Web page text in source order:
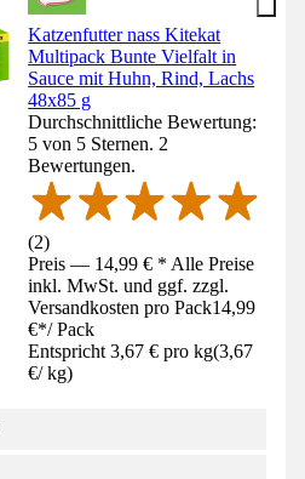
Katzenfutter nass Kitekat
Multipack Bunte Vielfalt in
Sauce mit Huhn, Rind, Lachs
48x85 g
Durchschnittliche Bewertung:
5 von 5 Sternen. 2
Bewertungen.
(2)
Preis — 14,99 € * Alle Preise
inkl. MwSt. und ggf. zzgl.
Versandkosten pro Pack14,99
€*/ Pack
Entspricht 3,67 € pro kg(3,67
€/ kg)